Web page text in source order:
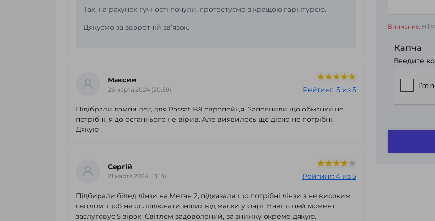
Так, на рахунок гучності почули, протестуємо з кращою гарнітурою.
Дякуємо за зворотній звʼязок.
Максим
26 марта 2024 (20:50) Рейтинг: 5 из 5
Підібрали лампи лед для Passat B8 європейця. Запевнили що обманки не
потрібні, я до останнього не вірив. Але виявилось що дісно не потрібні.
Дякую
Сергій
21 марта 2024 (13:13) Рейтинг: 4 из 5
Підбирали білед лінзи на Меган 2, підказали що потрібні лінзи з не високим
світлом, щоб не осліплювати інших від маски у фарі. Навіть цей момент
заслуговує 5 зірок. Світлом задоволений, за знижку окреме дякую.
Внимание:
Капча
Введите